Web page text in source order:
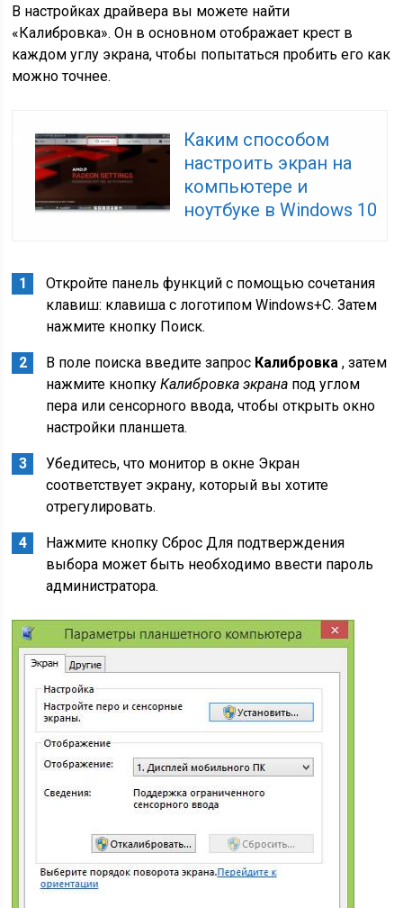
В настройках драйвера вы можете найти
«Калибровка». Он в основном отображает крест в
каждом углу экрана, чтобы попытаться пробить его как
можно точнее.
Каким способом
настроить экран на
компьютере и
ноутбуке в Windows 10
Откройте панель функций с помощью сочетания
клавиш: клавиша с логотипом Windows+C. Затем
нажмите кнопку Поиск.
В поле поиска введите запрос Калибровка, затем
нажмите кнопкуКалибровка экрана под углом
пера или сенсорного ввода, чтобы открыть окно
настройки планшета.
Убедитесь, что монитор в окне Экран
соответствует экрану, который вы хотите
отрегулировать.
Нажмите кнопку Сброс Для подтверждения
выбора может быть необходимо ввести пароль
администратора.